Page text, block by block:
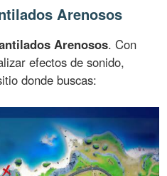
Arenosos
Arenosos. Con
efectos de sonido,
donde buscas: